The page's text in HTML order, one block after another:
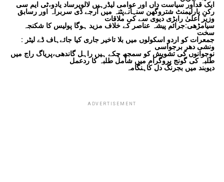
ایک قدآور سیاست داں اور عوامی لیڈرہیں لالوپرساد یادو،ٹی ایم سی
رکنِ پارلیمنٹ شتروگھن سنہانےپٹنہ میں آرجے ڈی سربراہ اور رسابق
وزیر اعلیٰ رابڑی دیوی سے کی ملاقات
سیامڑھی:جرائم پیشہ عناصر کے خلاف مزید ہوگا پولیس کا شکنجہ
سخت
جمعرات کو اردو اسکولوں میں بلا تاخیر جاری کیا جائےہاف ڈے لیٹر :
ونشی دھر برجواسی
نوجوانوں کی تشویش کو سمجھ چکے ہیں راہل گاندھی،پریاگ راج میں
طلبہ کی گونج پروگرام میں شامل طلبہ کا ردعمل
دیوبند میں بجرنگ دل کاہنگامہ
ADVERTISEMENT